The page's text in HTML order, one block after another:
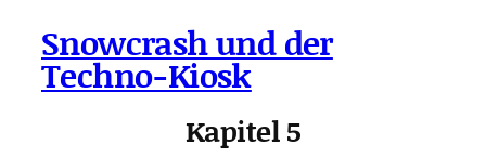
Snowcrash und der
Techno-Kiosk
Kapitel 5